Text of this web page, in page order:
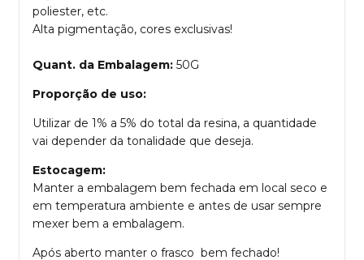
poliester, etc.
Alta pigmentação, cores exclusivas!
Quant. da Embalagem: 50G
Proporção de uso:
Utilizar de 1% a 5% do total da resina, a quantidade
vai depender da tonalidade que deseja.
Estocagem:
Manter a embalagem bem fechada em local seco e
em temperatura ambiente e antes de usar sempre
mexer bem a embalagem.
Após aberto manter o frasco bem fechado!